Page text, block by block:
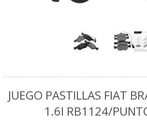
JUEGO PASTILLAS FIAT
1.6I RB1124/